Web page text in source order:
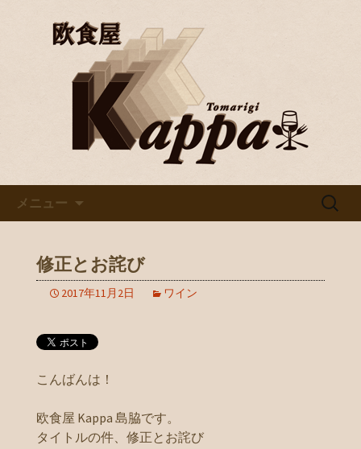
京都・烏丸のイタリアンバル
「欧食屋Kappa」
楽しむならバル「欧食屋Kappa」。野
菜ソムリエの資格を持つオーナーの作
るイタリアンは絶品。ワインブッフェ
などもありカウンターで１人飲みもグ
ループでのご利用も歓迎です。
メニュー
検
修正とお詫び
2017年11月2日 ワイン
こんばんは！
欧食屋 Kappa 島脇です。
タイトルの件、修正とお詫び